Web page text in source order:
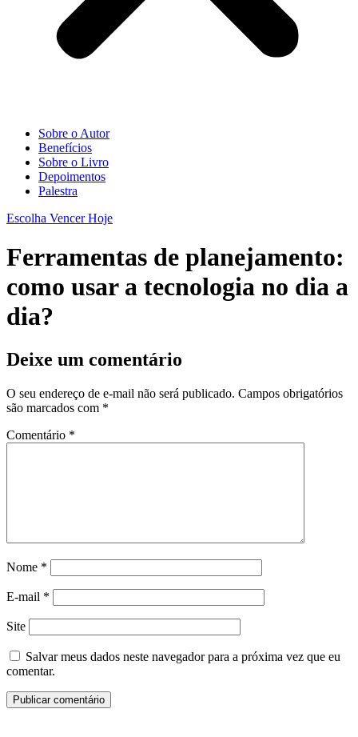
Sobre o Autor
Benefícios
Sobre o Livro
Depoimentos
Palestra
Escolha Vencer Hoje
Ferramentas de planejamento:
como usar a tecnologia no dia a
dia?
Deixe um comentário
O seu endereço de e-mail não será publicado. Campos obrigatórios
são marcados com *
Comentário *
Nome *
E-mail *
Site
Salvar meus dados neste navegador para a próxima vez que eu
comentar.